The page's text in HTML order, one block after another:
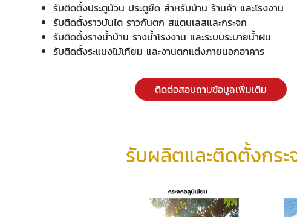
รับติดตั้งประตูม้วน ประตูยืด สำหรับบ้าน ร้านค้า และโรงงาน
รับติดตั้งราวบันได ราวกันตก สแตนเลสและกระจก
รับติดตั้งรางน้ำบ้าน รางน้ำโรงงาน และระบบระบายน้ำฝน
รับติดตั้งระแนงไม้เทียม และงานตกแต่งภายนอกอาคาร
ติดต่อสอบถามข้อมูลเพิ่มเติม
รับผลิตและติดตั้งกระ